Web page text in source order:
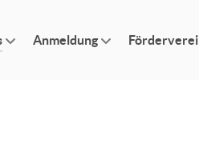
Anmeldung